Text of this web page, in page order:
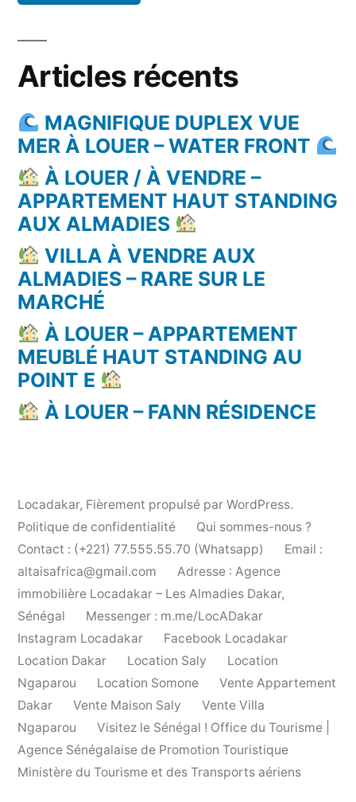
Articles récents
MAGNIFIQUE DUPLEX VUE
MER À LOUER – WATER FRONT
À LOUER / À VENDRE –
APPARTEMENT HAUT STANDING
AUX ALMADIES
VILLA À VENDRE AUX
ALMADIES – RARE SUR LE
MARCHÉ
À LOUER – APPARTEMENT
MEUBLÉ HAUT STANDING AU
POINT E
À LOUER – FANN RÉSIDENCE
Locadakar, Fièrement propulsé par WordPress.
Politique de confidentialité
Qui sommes-nous ?
Contact : (+221) 77.555.55.70 (Whatsapp)
Email :
altaisafrica@gmail.com
Adresse : Agence
immobilière Locadakar – Les Almadies Dakar,
Sénégal
Messenger : m.me/LocADakar
Instagram Locadakar
Facebook Locadakar
Location Dakar
Location Saly
Location
Ngaparou
Location Somone
Vente Appartement
Dakar
Vente Maison Saly
Vente Villa
Ngaparou
Visitez le Sénégal ! Office du Tourisme |
Agence Sénégalaise de Promotion Touristique
Ministère du Tourisme et des Transports aériens